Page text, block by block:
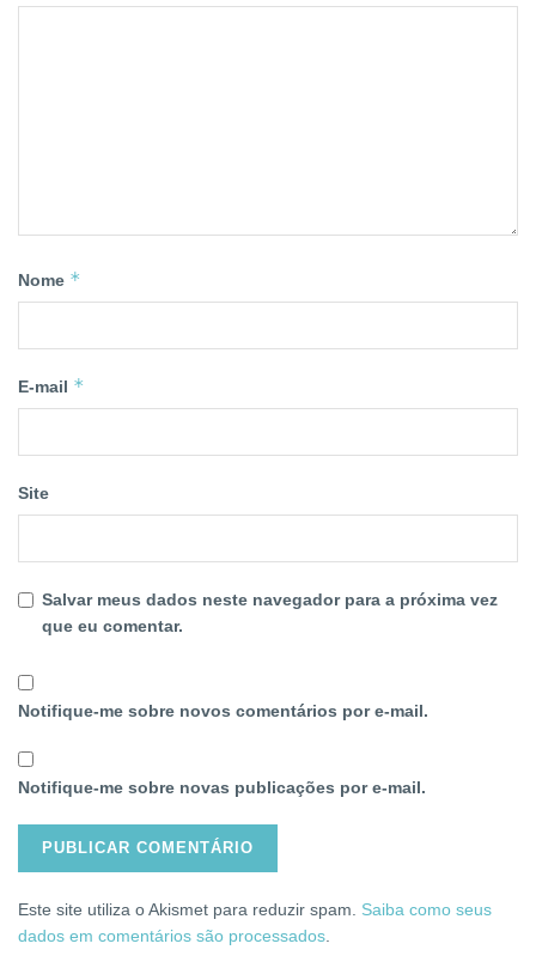
Nome *
E-mail *
Site
Salvar meus dados neste navegador para a próxima vez
que eu comentar.
Notifique-me sobre novos comentários por e-mail.
Notifique-me sobre novas publicações por e-mail.
Este site utiliza o Akismet para reduzir spam. Saiba como seus
dados em comentários são processados